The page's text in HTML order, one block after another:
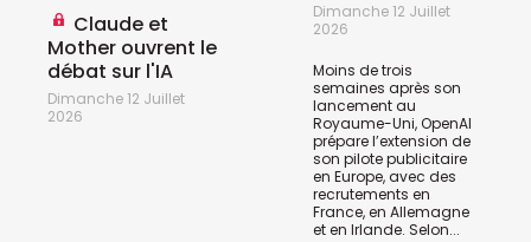
Claude et
Mother ouvrent le
débat sur l'IA
Dimanche 12 Juillet
2026
Dimanche 12 Juillet
2026
Moins de trois
semaines après son
lancement au
Royaume-Uni, OpenAI
prépare l’extension de
son pilote publicitaire
en Europe, avec des
recrutements en
France, en Allemagne
et en Irlande. Selon...